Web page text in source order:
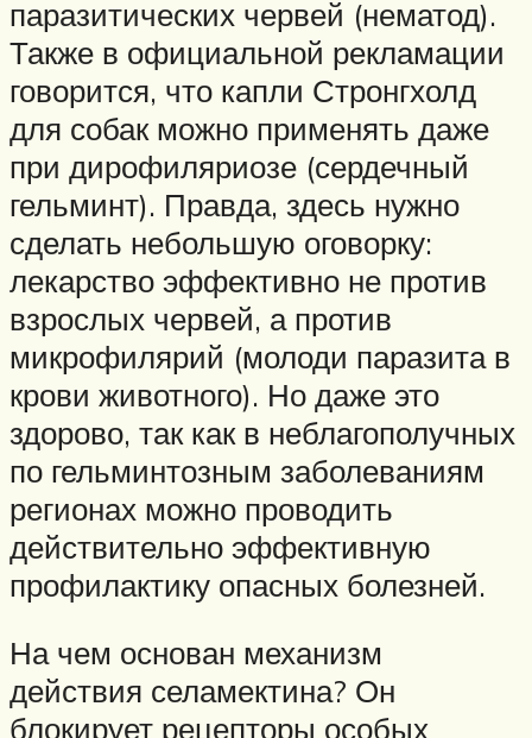
паразитических червей (нематод).
Также в официальной рекламации
говорится, что капли Стронгхолд
для собак можно применять даже
при дирофиляриозе (сердечный
гельминт). Правда, здесь нужно
сделать небольшую оговорку:
лекарство эффективно не против
взрослых червей, а против
микрофилярий (молоди паразита в
крови животного). Но даже это
здорово, так как в неблагополучных
по гельминтозным заболеваниям
регионах можно проводить
действительно эффективную
профилактику опасных болезней.
На чем основан механизм
действия селамектина? Он
блокирует рецепторы особых